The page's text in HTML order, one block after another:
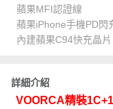
蘋果MFI認證線
蘋果iPhone手機PD閃
內建蘋果C94快充晶片
詳細介紹
VOORCA精裝